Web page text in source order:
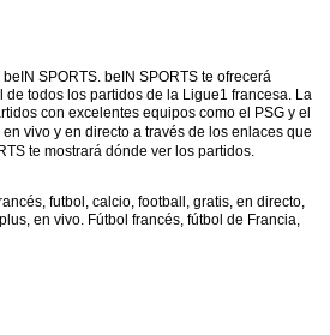
SPORTS. beIN SPORTS te ofrecerá
todos los partidos de la Ligue1 francesa. La
con excelentes equipos como el PSG y el
vivo y en directo a través de los enlaces que
te mostrará dónde ver los partidos.
futbol, calcio, football, gratis, en directo,
en vivo. Fútbol francés, fútbol de Francia,